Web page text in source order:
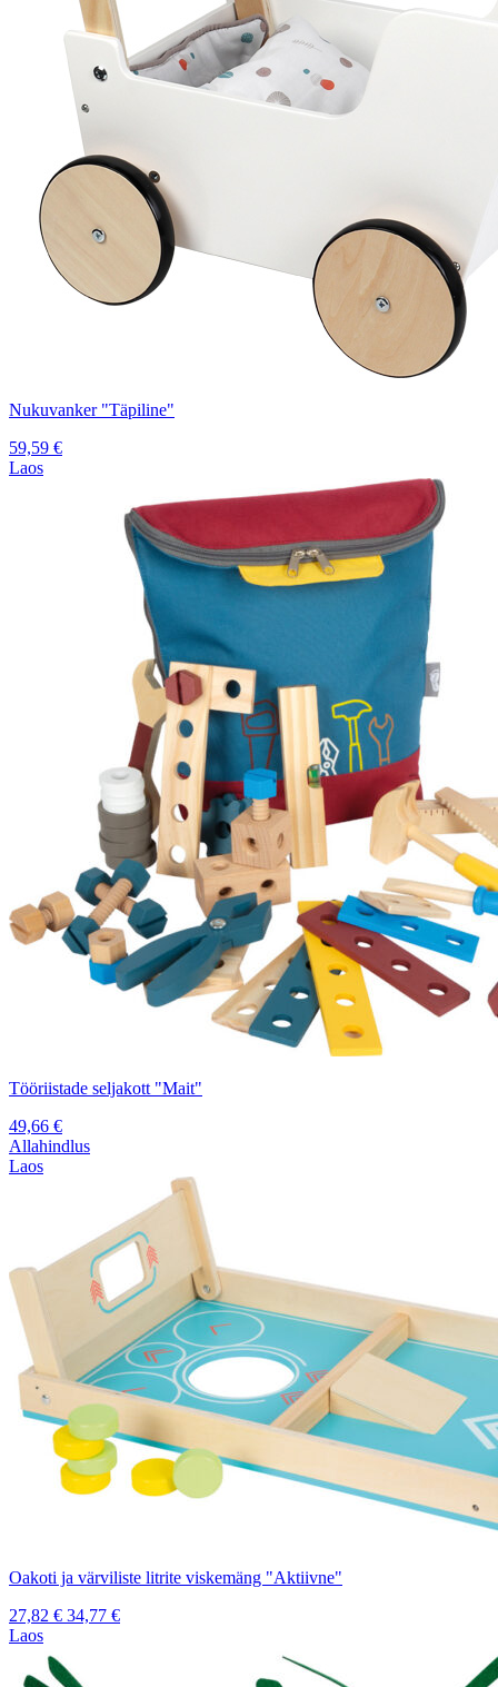
Nukuvanker "Täpiline"
59,59 €
Laos
Tööriistade seljakott "Mait"
49,66 €
Allahindlus
Laos
Oakoti ja värviliste litrite viskemäng "Aktiivne"
27,82 € 34,77 €
Laos